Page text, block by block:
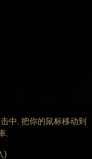
中. 把你的鼠标移动到
.
)